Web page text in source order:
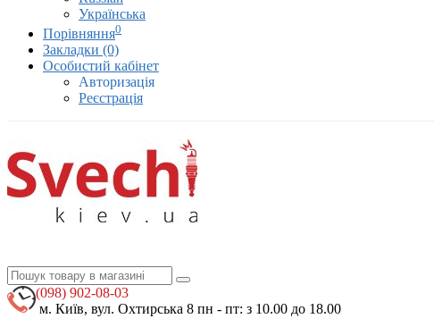
Українська
Порівняння0
Закладки (0)
Особистий кабінет
Авторизація
Реєстрація
(098) 902-08-03
м. Київ, вул. Охтирська 8 пн - пт: з 10.00 до 18.00